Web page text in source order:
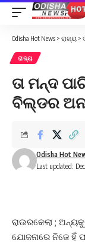
Odisha Hot News > ରାଜ୍ୟ >
ରାଜ୍ୟ
ତା ମନ୍ଦ
ବିଲ୍ଡର
Last updated:
Odisha Hot
ରାଉରକେଲା ;
ଯୋଜନାରେ ନିଜେ ହିଁ